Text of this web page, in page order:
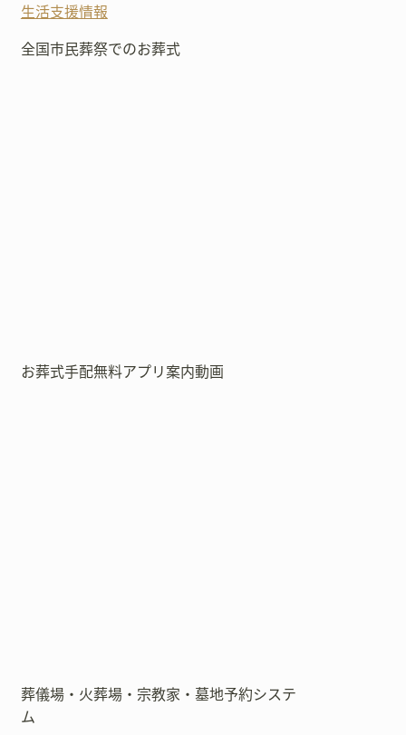
生活支援情報
全国市民葬祭でのお葬式
お葬式手配無料アプリ案内動画
葬儀場・火葬場・宗教家・墓地予約システ
ム